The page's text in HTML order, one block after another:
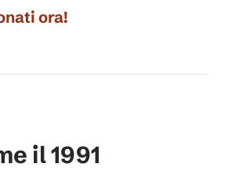
ora!
il 1991